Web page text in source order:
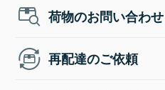
荷物のお問い合わせ
再配達のご依頼